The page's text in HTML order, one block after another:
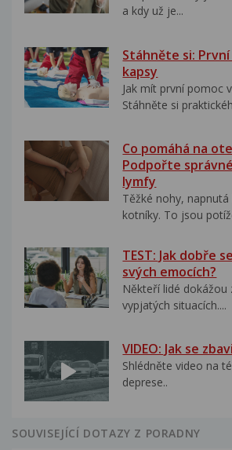
a kdy už je...
Stáhněte si:
kapsy
Jak mít první pomoc
Stáhněte si
Co pomáhá na
Podpořte
lymfy
Těžké nohy,
kotníky. To jsou
TEST: Jak dobře
svých emocích?
Někteří lidé dokážou
vypjatých situacích....
VIDEO: Jak se
Shlédněte video na
deprese..
SOUVISEJÍCÍ DOTAZY Z PORADNY